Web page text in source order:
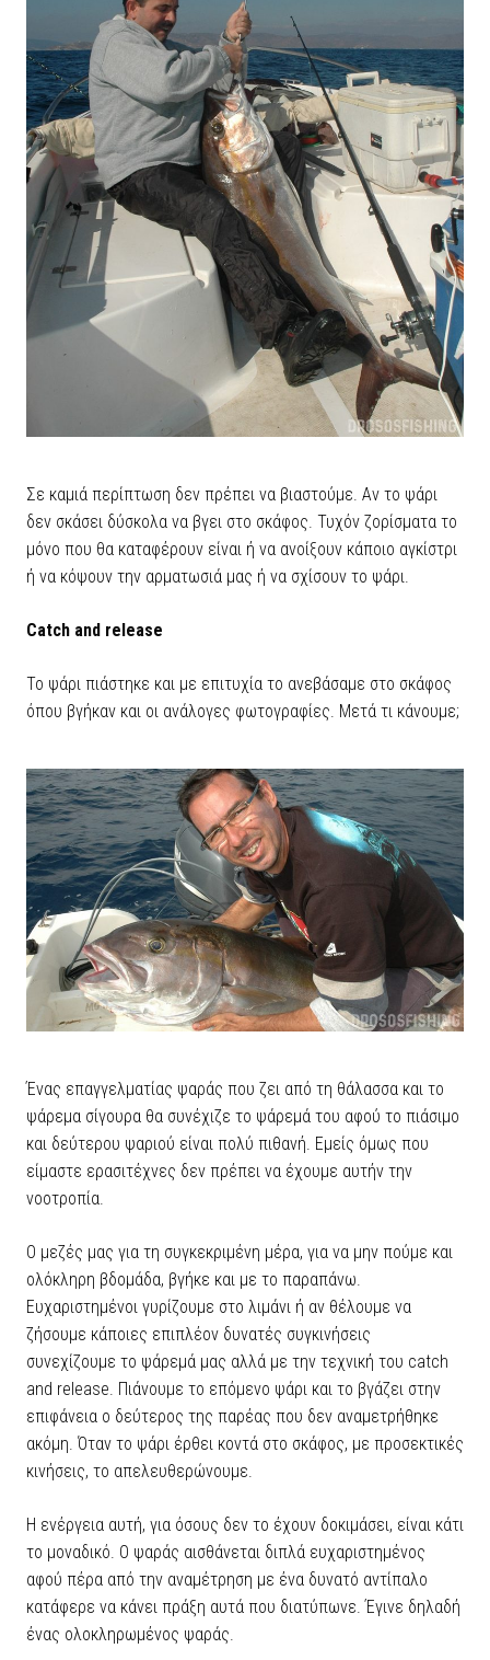
Σε καμιά περίπτωση δεν πρέπει να βιαστούμε. Αν το ψάρι
δεν σκάσει δύσκολα να βγει στο σκάφος. Τυχόν ζορίσματα το
μόνο που θα καταφέρουν είναι ή να ανοίξουν κάποιο αγκίστρι
ή να κόψουν την αρματωσιά μας ή να σχίσουν το ψάρι.
Catch and release
Το ψάρι πιάστηκε και με επιτυχία το ανεβάσαμε στο σκάφος
όπου βγήκαν και οι ανάλογες φωτογραφίες. Μετά τι κάνουμε;
Ένας επαγγελματίας ψαράς που ζει από τη θάλασσα και το
ψάρεμα σίγουρα θα συνέχιζε το ψάρεμά του αφού το πιάσιμο
και δεύτερου ψαριού είναι πολύ πιθανή. Εμείς όμως που
είμαστε ερασιτέχνες δεν πρέπει να έχουμε αυτήν την
νοοτροπία.
Ο μεζές μας για τη συγκεκριμένη μέρα, για να μην πούμε και
ολόκληρη βδομάδα, βγήκε και με το παραπάνω.
Ευχαριστημένοι γυρίζουμε στο λιμάνι ή αν θέλουμε να
ζήσουμε κάποιες επιπλέον δυνατές συγκινήσεις
συνεχίζουμε το ψάρεμά μας αλλά με την τεχνική του catch
and release. Πιάνουμε το επόμενο ψάρι και το βγάζει στην
επιφάνεια ο δεύτερος της παρέας που δεν αναμετρήθηκε
ακόμη. Όταν το ψάρι έρθει κοντά στο σκάφος, με προσεκτικές
κινήσεις, το απελευθερώνουμε.
Η ενέργεια αυτή, για όσους δεν το έχουν δοκιμάσει, είναι κάτι
το μοναδικό. Ο ψαράς αισθάνεται διπλά ευχαριστημένος
αφού πέρα από την αναμέτρηση με ένα δυνατό αντίπαλο
κατάφερε να κάνει πράξη αυτά που διατύπωνε. Έγινε δηλαδή
ένας ολοκληρωμένος ψαράς.